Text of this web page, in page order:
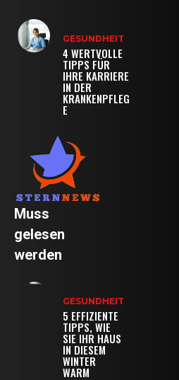
GESUNDHEIT
4 WERTVOLLE
TIPPS FÜR
IHRE KARRIERE
IN DER
KRANKENPFLEG
E
Muss
gelesen
werden
GESUNDHEIT
5 EFFIZIENTE
TIPPS, WIE
SIE IHR HAUS
IN DIESEM
WINTER
WARM